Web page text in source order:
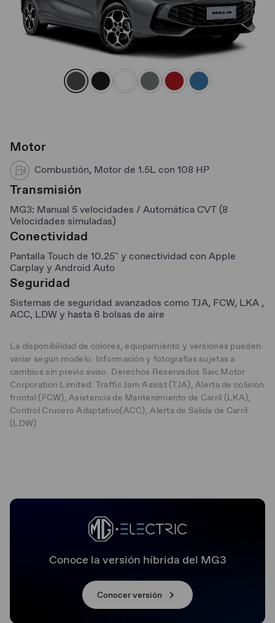
Motor
Combustión, Motor de 1.5L con 108 HP
Transmisión
MG3: Manual 5 velocidades / Automática CVT (8
Velocidades simuladas)
Conectividad
Pantalla Touch de 10.25" y conectividad con Apple
Carplay y Android Auto
Seguridad
Sistemas de seguridad avanzados como TJA, FCW, LKA ,
ACC, LDW y hasta 6 bolsas de aire
La disponibilidad de colores, equipamiento y versiones pueden
variar según modelo. Información y fotografías sujetas a
cambios sin previo aviso. Derechos Reservados Saic Motor
Corporation Limited. Traffic Jam Assist (TJA), Alerta de colisión
frontal (FCW), Asistencia de Mantenimiento de Carril (LKA),
Control Crucero Adaptativo(ACC), Alerta de Salida de Carril
(LDW)
Conoce la versión híbrida del MG3
Conocer versión